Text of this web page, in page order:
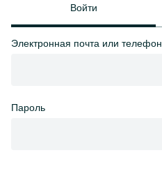
Войти
Электронная почта или телефон
Пароль